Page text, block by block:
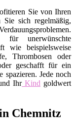
Sie von Ihren
Sie sich regelmäßig,
unerwünschte
wie beispielsweise
Thrombosen oder
geschafft für ein
Jede noch
IhrKind goldwert
Chemnitz